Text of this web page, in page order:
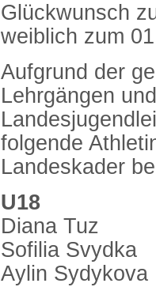
Glückwunsch
weiblich zum
Aufgrund der
Lehrgängen
folgende
Landeskader
U18
Diana Tuz
Sofilia Svydka
Aylin Sydykova